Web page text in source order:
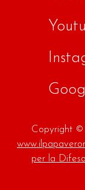
Copyright ©
per la